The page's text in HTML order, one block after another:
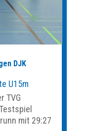
DJK
U15m
TVG
mit 29:27